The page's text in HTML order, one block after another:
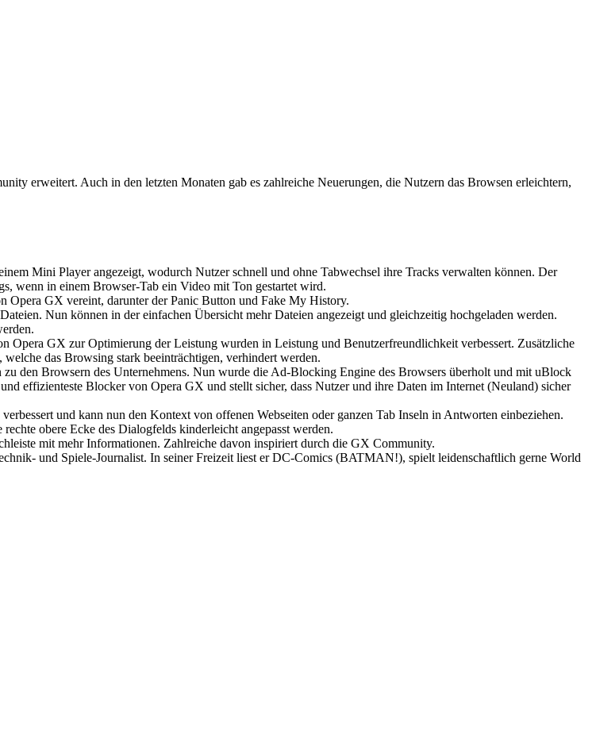
erweitert. Auch in den letzten Monaten gab es zahlreiche Neuerungen, die Nutzern das Browsen erleichtern,
Mini Player angezeigt, wodurch Nutzer schnell und ohne Tabwechsel ihre Tracks verwalten können. Der
wenn in einem Browser-Tab ein Video mit Ton gestartet wird.
GX vereint, darunter der Panic Button und Fake My History.
Nun können in der einfachen Übersicht mehr Dateien angezeigt und gleichzeitig hochgeladen werden.
Opera GX zur Optimierung der Leistung wurden in Leistung und Benutzerfreundlichkeit verbessert. Zusätzliche
das Browsing stark beeinträchtigen, verhindert werden.
den Browsern des Unternehmens. Nun wurde die Ad-Blocking Engine des Browsers überholt und mit uBlock
effizienteste Blocker von Opera GX und stellt sicher, dass Nutzer und ihre Daten im Internet (Neuland) sicher
und kann nun den Kontext von offenen Webseiten oder ganzen Tab Inseln in Antworten einbeziehen.
obere Ecke des Dialogfelds kinderleicht angepasst werden.
mit mehr Informationen. Zahlreiche davon inspiriert durch die GX Community.
und Spiele-Journalist. In seiner Freizeit liest er DC-Comics (BATMAN!), spielt leidenschaftlich gerne World